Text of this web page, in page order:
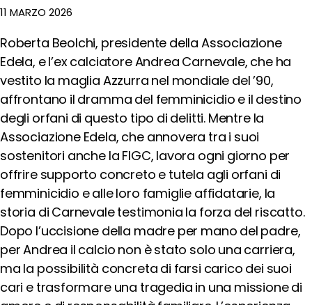
Emergenza
Diritti
Economia
Circolare
Emergenza
Climatica
Sostenibilità
Eventi
Sostenibilità
delle
Infrastrutture
Outraged
Notizie
out!
11 MARZO 2026
Roberta Beolchi, presidente della Associazione
Edela, e l’ex calciatore Andrea Carnevale, che ha
vestito la maglia Azzurra nel mondiale del ’90,
affrontano il dramma del femminicidio e il destino
degli orfani di questo tipo di delitti. Mentre la
Associazione Edela, che annovera tra i suoi
sostenitori anche la FIGC, lavora ogni giorno per
offrire supporto concreto e tutela agli orfani di
femminicidio e alle loro famiglie affidatarie, la
storia di Carnevale testimonia la forza del riscatto.
Dopo l’uccisione della madre per mano del padre,
per Andrea il calcio non è stato solo una carriera,
ma la possibilità concreta di farsi carico dei suoi
cari e trasformare una tragedia in una missione di